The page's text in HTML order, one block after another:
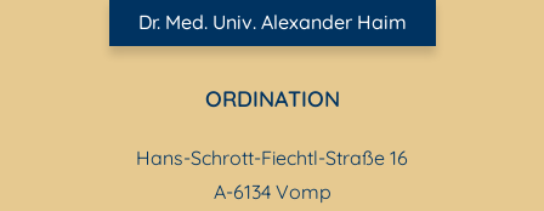
Dr. Med. Univ. Alexander Haim
ORDINATION
Hans-Schrott-Fiechtl-Straße 16
A-6134 Vomp